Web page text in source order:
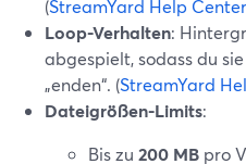
(StreamYard Help Center
Loop-Verhalten:
abgespielt, sodass du
„enden“. (StreamYard
Dateigrößen-Limits:
Bis zu 200 MB pro